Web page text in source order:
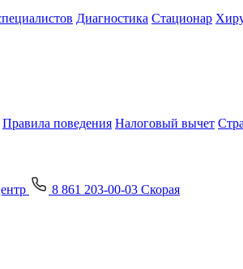
Диагностика Стационар
Правила поведения Налоговый вычет
8 861 203-00-03 Скорая